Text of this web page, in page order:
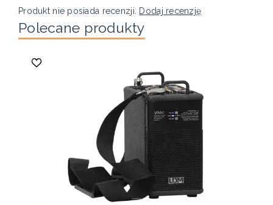
Produkt nie posiada recenzji. Dodaj recenzję
Polecane produkty